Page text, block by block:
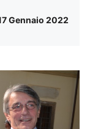
Gennaio 2022